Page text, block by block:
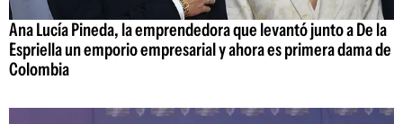
Ana Lucía Pineda, la emprendedora que levantó junto a De la
Espriella un emporio empresarial y ahora es primera dama de
Colombia